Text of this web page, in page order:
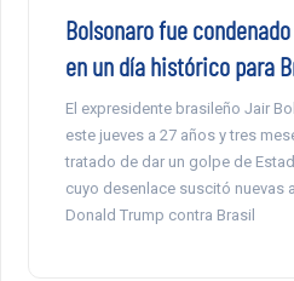
Bolsonaro fue
en un día histórico para
El expresidente brasileño Jair
este jueves a 27 años y tres
tratado de dar un golpe de
cuyo desenlace suscitó nuevas
Donald Trump contra Brasil